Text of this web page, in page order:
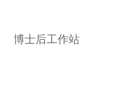
博士后工作站